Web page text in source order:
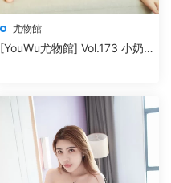
尤物館
[YouWu尤物館] Vol.173 小奶